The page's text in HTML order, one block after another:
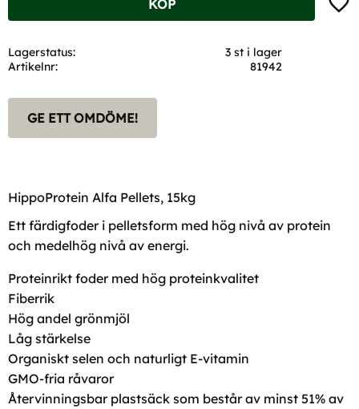
KÖP
Lagerstatus
3 st i lager
Artikelnr
81942
GE ETT OMDÖME!
HippoProtein Alfa Pellets, 15kg
Ett färdigfoder i pelletsform med hög nivå av protein
och medelhög nivå av energi.
Proteinrikt foder med hög proteinkvalitet
Fiberrik
Hög andel grönmjöl
Låg stärkelse
Organiskt selen och naturligt E-vitamin
GMO-fria råvaror
Återvinningsbar plastsäck som består av minst 51% av